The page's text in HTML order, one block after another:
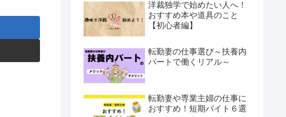
洋裁独学で始めたい人へ！
おすすめ本や道具のこと
【初心者編】
転勤妻の仕事選び～扶養内
パートで働くリアル～
転勤妻や専業主婦の仕事に
おすすめ！短期バイト６選